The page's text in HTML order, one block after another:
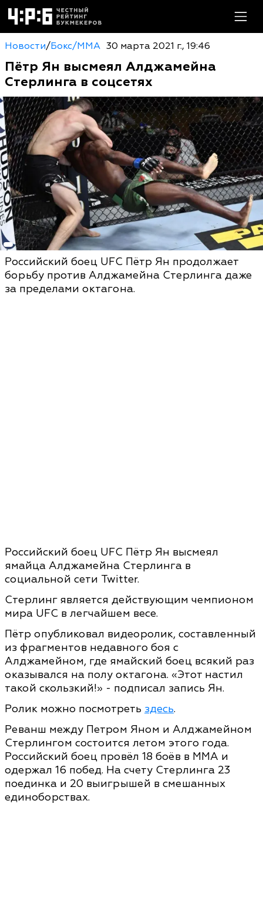
Новости/Бокс/MMA 30 марта 2021 г., 19:46
Пётр Ян высмеял Алджамейна
Стерлинга в соцсетях
Российский боец UFC Пётр Ян продолжает
борьбу против Алджамейна Стерлинга даже
за пределами октагона.
Российский боец UFC Пётр Ян высмеял
ямайца Алджамейна Стерлинга в
социальной сети Twitter.
Стерлинг является действующим чемпионом
мира UFC в легчайшем весе.
Пётр опубликовал видеоролик, составленный
из фрагментов недавного боя с
Алджамейном, где ямайский боец всякий раз
оказывался на полу октагона. «Этот настил
такой скользкий!» - подписал запись Ян.
Ролик можно посмотреть здесь.
Реванш между Петром Яном и Алджамейном
Стерлингом состоится летом этого года.
Российский боец провёл 18 боёв в ММА и
одержал 16 побед. На счету Стерлинга 23
поединка и 20 выигрышей в смешанных
единоборствах.